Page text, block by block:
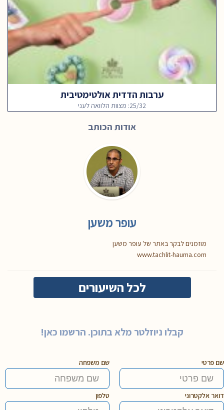
ערבות הדדית אולטימטיבית
25/32: מצוות הלוואה לעני
אודות הכותב
עופר משען
מוזמנים לבקר באתר של עופר משען
www.tachlit-hauma.com
לכל השיעורים
קבלו ניוזלטר מלא בתוכן. הרשמו כאן!
שם פרטי שם משפחה
דואר אלקטרוני טלפון